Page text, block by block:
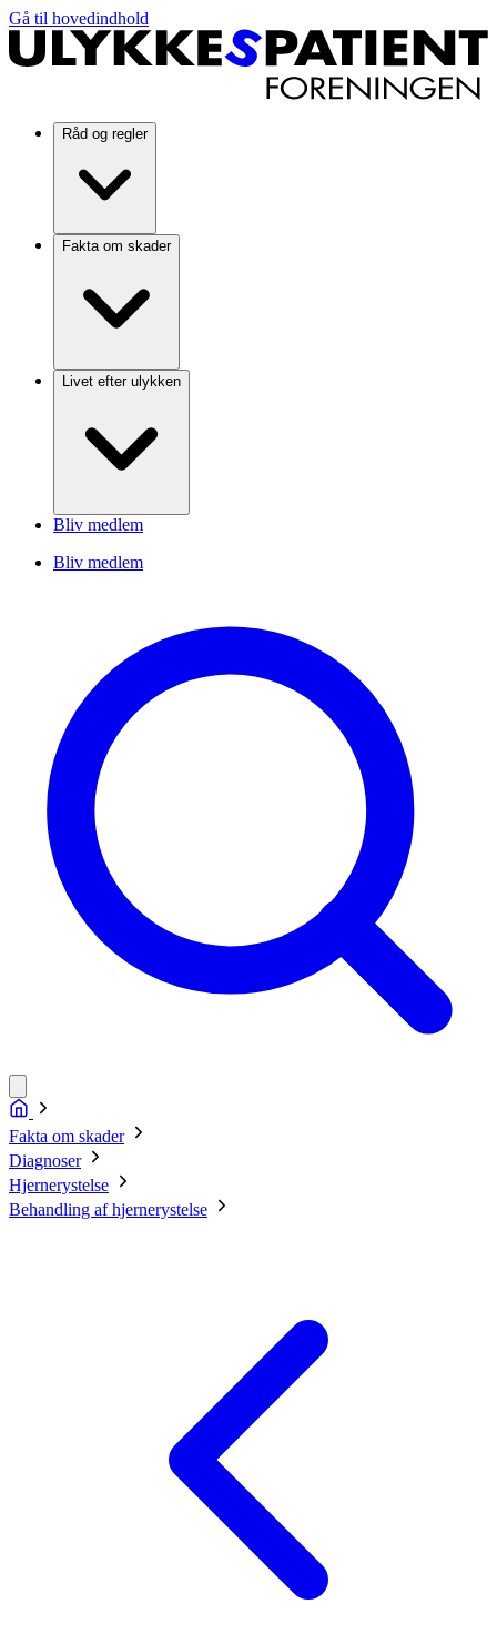
Gå til hovedindhold
Råd og regler
Fakta om skader
Livet efter ulykken
Bliv medlem
Bliv medlem
Fakta om skader
Diagnoser
Hjernerystelse
Behandling af hjernerystelse